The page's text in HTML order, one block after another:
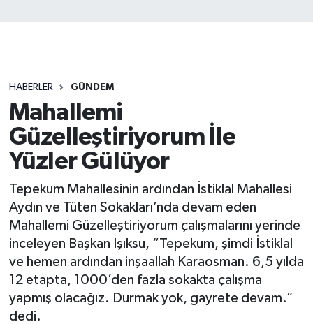
HABERLER GÜNDEM
Mahallemi
Güzelleştiriyorum İle
Yüzler Gülüyor
Tepekum Mahallesinin ardından İstiklal Mahallesi
Aydın ve Tüten Sokakları’nda devam eden
Mahallemi Güzelleştiriyorum çalışmalarını yerinde
inceleyen Başkan Işıksu, “Tepekum, şimdi İstiklal
ve hemen ardından inşaallah Karaosman. 6,5 yılda
12 etapta, 1000’den fazla sokakta çalışma
yapmış olacağız. Durmak yok, gayrete devam.”
dedi.